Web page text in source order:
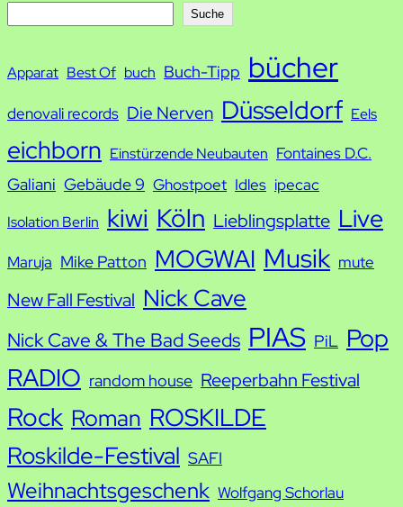
c
Suche
Apparat Best Of buch Buch-Tipp bücher
denovali records Die Nerven Düsseldorf Eels
eichborn Einstürzende Neubauten Fontaines D.C.
Galiani Gebäude 9 Ghostpoet Idles ipecac
Isolation Berlin kiwi Köln Lieblingsplatte Live
Maruja Mike Patton MOGWAI Musik mute
New Fall Festival Nick Cave
Nick Cave & The Bad Seeds PIAS PiL Pop
RADIO random house Reeperbahn Festival
Rock Roman ROSKILDE
Roskilde-Festival SAFI
Weihnachtsgeschenk Wolfgang Schorlau